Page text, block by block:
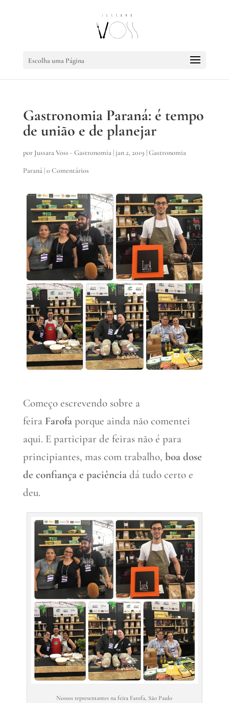
Escolha uma Página
Gastronomia Paraná: é tempo
de união e de planejar
por Jussara Voss - Gastronomia|jan 2, 2019 |Gastronomia
Paraná|0 Comentários
Começo escrevendo sobre a
feira Farofa porque ainda não comentei
aqui. E participar de feiras não é para
principiantes, mas com trabalho, boa dose
de confiança e paciênciadá tudo certo e
deu.
Nossos representantes na feira Farofa, São Paulo